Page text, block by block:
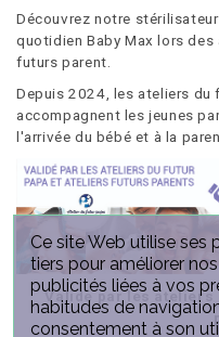
Découvrez notre
quotidien Baby Max lors
futurs parent.
Depuis 2024, les ateliers
accompagnent les jeunes
l'arrivée du bébé et à la
Validé par les ateliers
Ce site Web utilise ses
tiers pour améliorer
publicités liées à vos
habitudes de
consentement à son